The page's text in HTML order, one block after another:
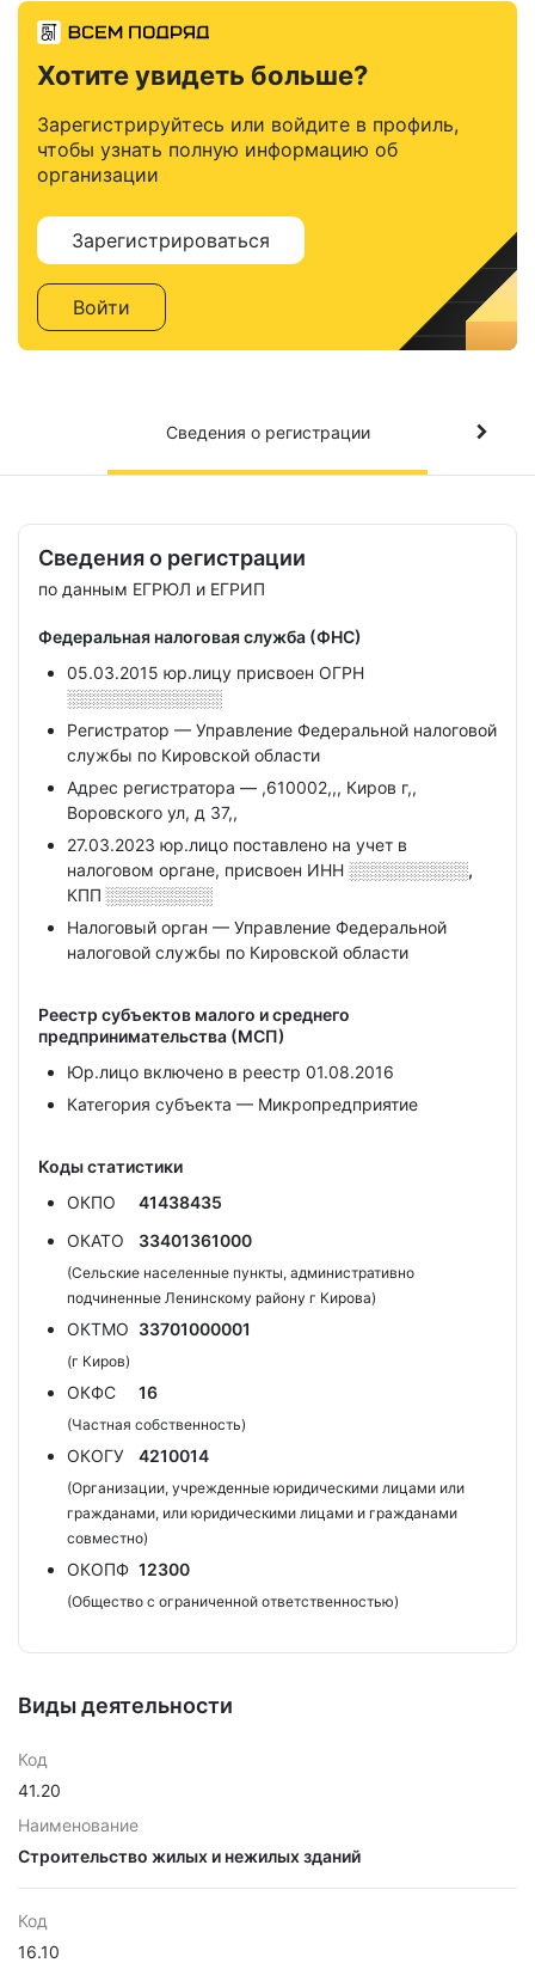
Хотите увидеть больше?
Зарегистрируйтесь или войдите в профиль,
чтобы узнать полную информацию об
организации
Зарегистрироваться
Войти
Сведения о регистрации
Сведения о регистрации
по данным ЕГРЮЛ и ЕГРИП
Федеральная налоговая служба (ФНС)
05.03.2015 юр.лицу присвоен ОГРН
░░░░░░░░░░░░░
Регистратор — Управление Федеральной налоговой
службы по Кировской области
Адрес регистратора — ,610002,,, Киров г,,
Воровского ул, д 37,,
27.03.2023 юр.лицо поставлено на учет в
налоговом органе, присвоен ИНН ░░░░░░░░░░,
КПП ░░░░░░░░░
Налоговый орган — Управление Федеральной
налоговой службы по Кировской области
Реестр субъектов малого и среднего
предпринимательства (МСП)
Юр.лицо включено в реестр 01.08.2016
Категория субъекта — Микропредприятие
Коды статистики
ОКПО
41438435
ОКАТО
33401361000
(Сельские населенные пункты, административно
подчиненные Ленинскому району г Кирова)
ОКТМО 33701000001
(г Киров)
ОКФС 16
(Частная собственность)
ОКОГУ 4210014
(Организации, учрежденные юридическими лицами или
гражданами, или юридическими лицами и гражданами
совместно)
ОКОПФ 12300
(Общество с ограниченной ответственностью)
Виды деятельности
Код
41.20
Наименование
Строительство жилых и нежилых зданий
Код
16.10